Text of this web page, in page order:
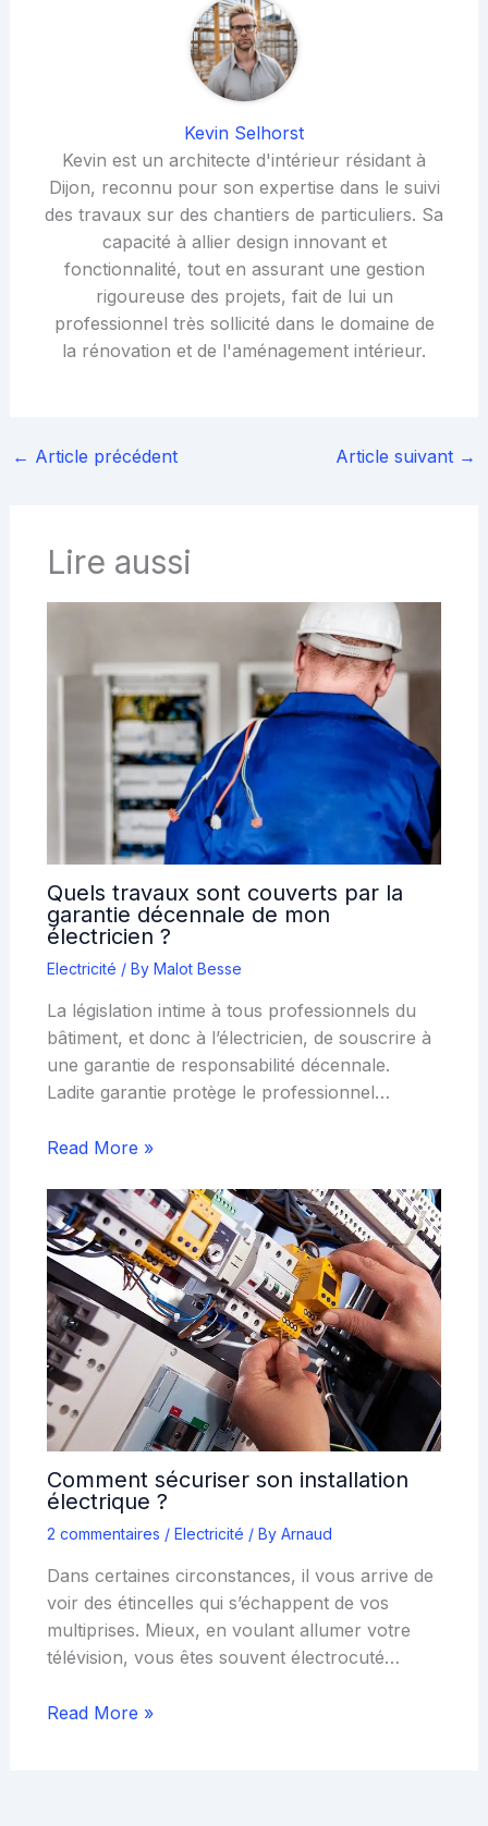
Kevin Selhorst
Kevin est un architecte d'intérieur résidant à
Dijon, reconnu pour son expertise dans le suivi
des travaux sur des chantiers de particuliers. Sa
capacité à allier design innovant et
fonctionnalité, tout en assurant une gestion
rigoureuse des projets, fait de lui un
professionnel très sollicité dans le domaine de
la rénovation et de l'aménagement intérieur.
← Article précédent Article suivant →
Lire aussi
Quels travaux sont couverts par la
garantie décennale de mon
électricien ?
Electricité / By Malot Besse
La législation intime à tous professionnels du
bâtiment, et donc à l’électricien, de souscrire à
une garantie de responsabilité décennale.
Ladite garantie protège le professionnel…
Read More »
Comment sécuriser son installation
électrique ?
2 commentaires / Electricité / By Arnaud
Dans certaines circonstances, il vous arrive de
voir des étincelles qui s’échappent de vos
multiprises. Mieux, en voulant allumer votre
télévision, vous êtes souvent électrocuté…
Read More »